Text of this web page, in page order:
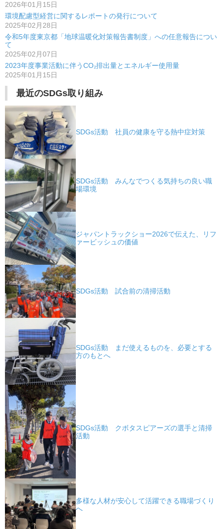
ョ
ン
2026年01月15日
環境配慮型経営に関するレポートの発行について
2025年02月28日
令和5年度東京都「地球温暖化対策報告書制度」への任意報告につい
て
2025年02月07日
2023年度事業活動に伴うCO₂排出量とエネルギー使用量
2025年01月15日
最近のSDGs取り組み
SDGs活動 社員の健康を守る熱中症対策
SDGs活動 みんなでつくる気持ちの良い職
場環境
ジャパントラックショー2026で伝えた、リフ
ァービッシュの価値
SDGs活動 試合前の清掃活動
SDGs活動 まだ使えるものを、必要とする
方のもとへ
SDGs活動 クボタスピアーズの選手と清掃
活動
多様な人材が安心して活躍できる職場づくり
へ